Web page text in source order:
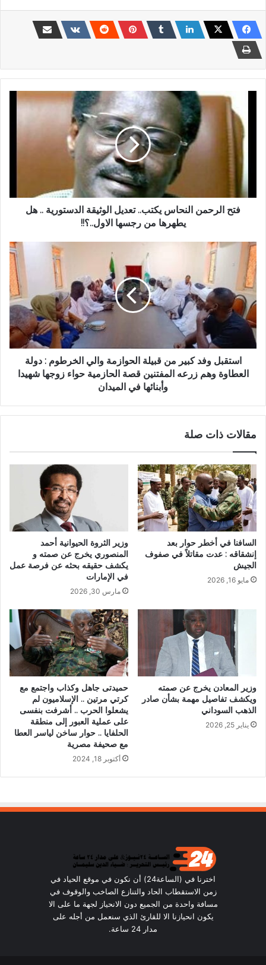
الرحمن
النحاس
يكتب..
الوثيقة
الدستورية
هل
يطهرها
الاول..؟!!
فتح الرحمن النحاس يكتب.. تعديل الوثيقة الدستورية .. هل
يطهرها من رجسها الاول..؟!!
استقبل
وفد
كبير
من
قبيلة
الحوازمة
والي
الخرطوم
:
العطاوة
المفتنين
الحازمية
شهيدا
وأبنائها
في
الميدان
استقبل وفد كبير من قبيلة الحوازمة والي الخرطوم : دولة
العطاوة وهم زرعه المفتنين قصة الحازمية حواء زوجها شهيدا
وأبنائها في الميدان
مقالات ذات صلة
السافنا في أخطر حوار بعد
إنشقاقه : عدت مقاتلاً في صفوف
الجيش
مايو 16, 2026
وزير الثروة الحيوانية أحمد
المنصوري يخرج عن صمته و
يكشف حقيقه بحثه عن فرصة عمل
في الإمارات
مارس 30, 2026
وزير المعادن يخرج عن صمته
ويكشف تفاصيل مهمة بشأن صادر
الذهب السوداني
يناير 25, 2026
حميدتى جاهل وكذاب واجتمع مع
كرتي مرتين .. الإسلاميون لم
يشعلوا الحرب .. أشرفت بنفسى
على عملية العبور إلى منطقة
الحلفايا .. حوار ساخن لياسر العطا
مع صحيفة مصرية
أكتوبر 18, 2024
اخترنا في (الساعة24) أن نكون في موقع الحياد في
زمن الاستقطاب الحاد والتنازع الصاخب والوقوف في
مسافة واحدة من الجميع دون الانحياز لجهة ما على الا
يكون انحيازنا الا للقارئ الذي سنعمل من أجله على
مدار 24 ساعة.